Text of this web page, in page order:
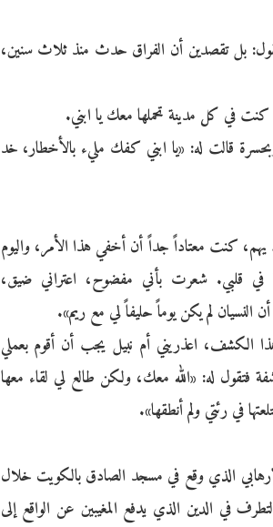
بل تقصدين أن الفراق حدث منذ ثلاث سنين،
كنت في كل مدينة تحملها معك يا ابني.
قالت له: «يا ابني كفك مليء بالأخطار، خد
يهم، كنت معتاداً جداً أن أخفي هذا الأمر، واليوم
قلبي. شعرت بأني مفضوح، اعتراني ضيق،
لم يكن يوماً حليفاً لي مع ريم».
الكشف، اعذريني أم نبيل يجب أن أقوم بعملي
فتقول له: «الله معك، ولكن طالع لي لقاء معها
في رئتي ولم أنطقها».
الذي وقع في مسجد الصادق بالكويت خلال
في الدين الذي يدفع المغيبين عن الواقع إلى